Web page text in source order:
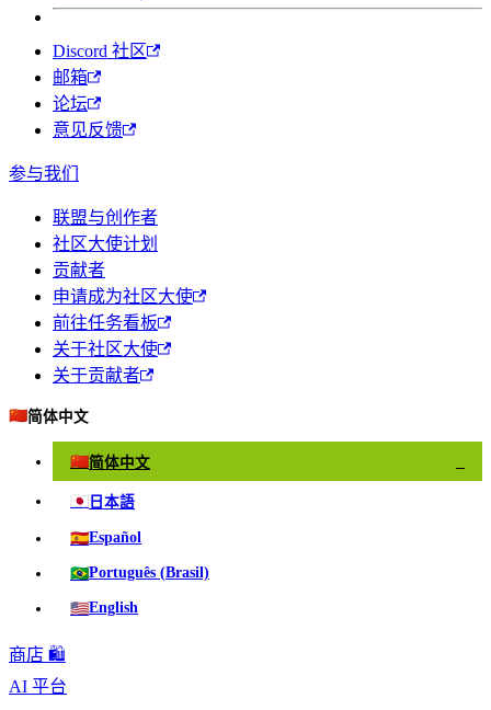
Discord 社区
邮箱
论坛
意见反馈
参与我们
联盟与创作者
社区大使计划
贡献者
申请成为社区大使
前往任务看板
关于社区大使
关于贡献者
🇨🇳简体中文
🇨🇳简体中文
🇯🇵 日本語
🇪🇸Español
🇧🇷Português (Brasil)
🇺🇸English
商店 🛍️
AI 平台